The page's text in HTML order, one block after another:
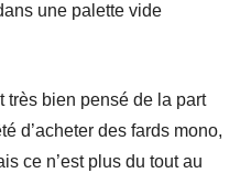
une palette vide
très bien pensé de la part
d’acheter des fards mono,
ce n’est plus du tout au